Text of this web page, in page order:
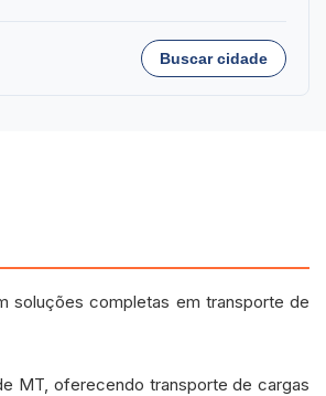
Buscar cidade
soluções completas em transporte de
MT, oferecendo transporte de cargas